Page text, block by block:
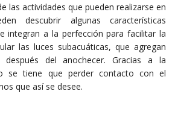
las actividades que pueden realizarse en
descubrir algunas características
integran a la perfección para facilitar la
las luces subacuáticas, que agregan
del anochecer. Gracias a la
se tiene que perder contacto con el
que así se desee.